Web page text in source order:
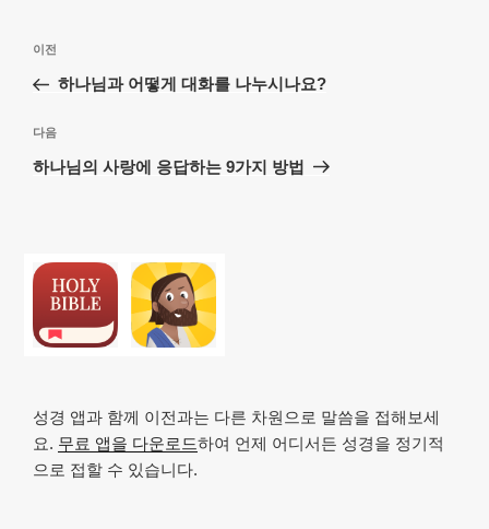
색
이
전
이전
하나님과 어떻게 대화를 나누시나요?
다
음
다음
하나님의 사랑에 응답하는 9가지 방법
성경 앱과 함께 이전과는 다른 차원으로 말씀을 접해보세
요. 무료 앱을 다운로드하여 언제 어디서든 성경을 정기적
으로 접할 수 있습니다.